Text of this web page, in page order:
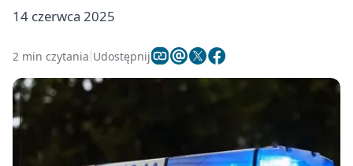
14 czerwca 2025
2 min czytania Udostępnij